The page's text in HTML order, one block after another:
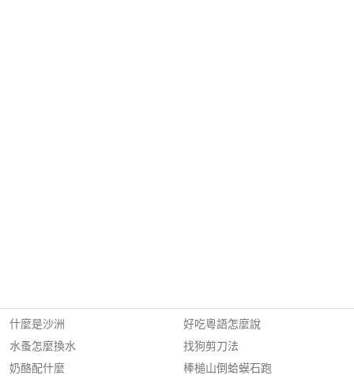
什麼是沙洲
水蚤怎麼換水
奶酪配什麼
好吃粵語怎麼說
找狗剪刀法
棒槌山倒蛤蟆石跑